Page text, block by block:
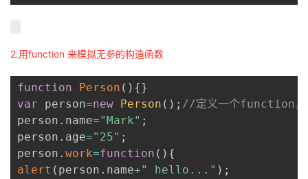
2.用function 来模拟无参的构造函数
function Person ( ) {}
var person=new Person ( ) ; //定义⼀个function，
person . name="Mark" ;
person . age="25" ;
person . work=function ( ) {
alert ( person . name+" hello..." ) ;